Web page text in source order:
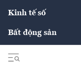
Diễn đàn
Ngân hàng
Bảo hiểm
Kinh tế số
Sản phẩm - Thị trường
Tài sản số
Dịch vụ số
Bất động sản
Chính sách
Thị trường
Thế giới